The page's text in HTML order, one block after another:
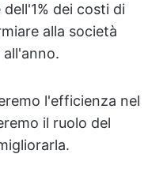
dei costi di
alla società
l'efficienza nel
il ruolo del